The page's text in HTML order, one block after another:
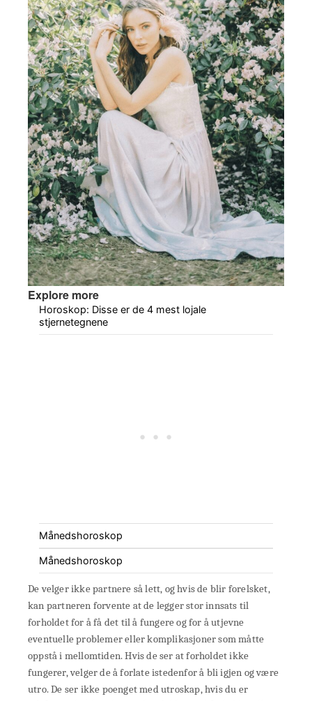
Explore more
Horoskop: Disse er de 4 mest lojale
stjernetegnene
Månedshoroskop
Månedshoroskop
De velger ikke partnere så lett, og hvis de blir forelsket,
kan partneren forvente at de legger stor innsats til
forholdet for å få det til å fungere og for å utjevne
eventuelle problemer eller komplikasjoner som måtte
oppstå i mellomtiden. Hvis de ser at forholdet ikke
fungerer, velger de å forlate istedenfor å bli igjen og være
utro. De ser ikke poenget med utroskap, hvis du er